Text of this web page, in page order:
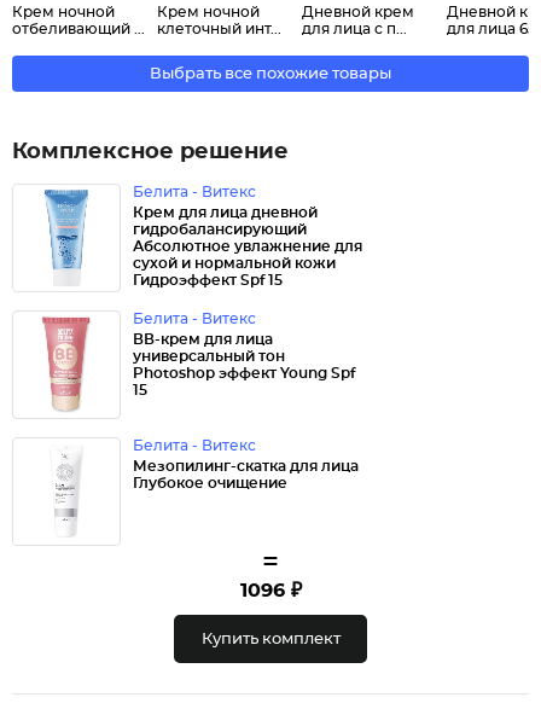
Крем ночной
отбеливающий ...
Крем ночной
клеточный инт...
Дневной крем
для лица с п...
Дневной
для лица 65
Выбрать все похожие товары
Комплексное решение
Белита - Витекс
Крем для лица дневной
гидробалансирующий
Абсолютное увлажнение для
сухой и нормальной кожи
Гидроэффект Spf 15
Белита - Витекс
ВВ-крем для лица
универсальный тон
Photoshop эффект Young Spf
15
Белита - Витекс
Мезопилинг-скатка для лица
Глубокое очищение
=
1096 ₽
Купить комплект